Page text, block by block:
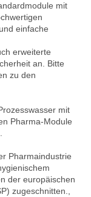
mit
einfache
erweiterte
an. Bitte
zu den
mit
Pharma-Module
Pharmaindustrie
der europäischen
zugeschnitten.,